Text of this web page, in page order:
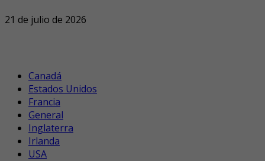
21 de julio de 2026
Canadá
Estados Unidos
Francia
General
Inglaterra
Irlanda
USA